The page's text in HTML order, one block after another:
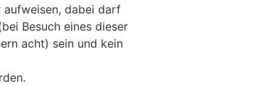
aufweisen, dabei darf
Besuch eines dieser
acht) sein und kein